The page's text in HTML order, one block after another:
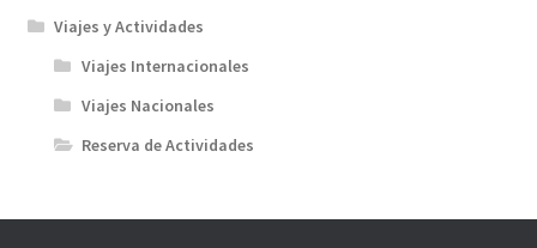
Viajes y Actividades
Viajes Internacionales
Viajes Nacionales
Reserva de Actividades